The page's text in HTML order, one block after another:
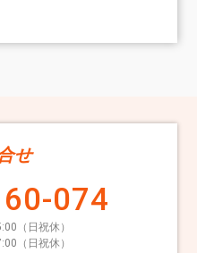
せ
074
（日祝休）
（日祝休）